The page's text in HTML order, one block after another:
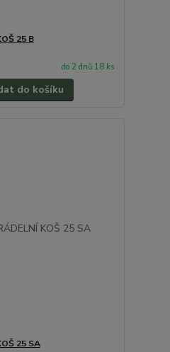
25 B
do 2 dnů 18 ks
do košíku
25 SA